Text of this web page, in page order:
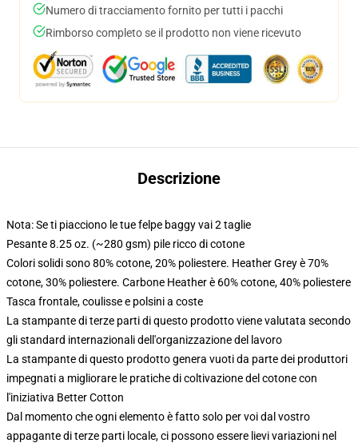
Numero di tracciamento fornito per tutti i pacchi
Rimborso completo se il prodotto non viene ricevuto
Descrizione
Nota: Se ti piacciono le tue felpe baggy vai 2 taglie
Pesante 8.25 oz. (~280 gsm) pile ricco di cotone
Colori solidi sono 80% cotone, 20% poliestere. Heather Grey è 70%
cotone, 30% poliestere. Carbone Heather è 60% cotone, 40% poliestere
Tasca frontale, coulisse e polsini a coste
La stampante di terze parti di questo prodotto viene valutata secondo
gli standard internazionali dell'organizzazione del lavoro
La stampante di questo prodotto genera vuoti da parte dei produttori
impegnati a migliorare le pratiche di coltivazione del cotone con
l'iniziativa Better Cotton
Dal momento che ogni elemento è fatto solo per voi dal vostro
appagante di terze parti locale, ci possono essere lievi variazioni nel